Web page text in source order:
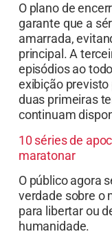
O plano de
garante que a
amarrada,
principal. A
episódios ao
exibição
duas primeiras
continuam
10 séries de
maratonar
O público agora
verdade sobre o
para libertar ou
humanidade.